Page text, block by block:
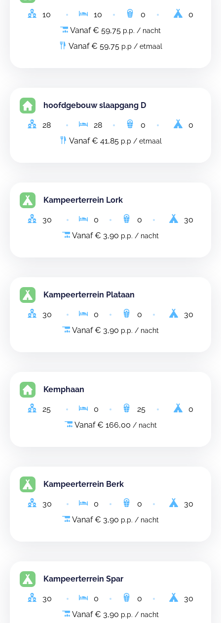
10 10 0
0
Vanaf € 59,75 p.p. / nacht
Vanaf € 59,75 p.p / etmaal
hoofdgebouw slaapgang D
28 28 0
0
Vanaf € 41,85 p.p / etmaal
Kampeerterrein Lork
30 0 0
30
Vanaf € 3,90 p.p. / nacht
Kampeerterrein Plataan
30 0 0
30
Vanaf € 3,90 p.p. / nacht
Kemphaan
25 0 25
0
Vanaf € 166,00 / nacht
Kampeerterrein Berk
30 0 0
30
Vanaf € 3,90 p.p. / nacht
Kampeerterrein Spar
30 0 0
30
Vanaf € 3,90 p.p. / nacht